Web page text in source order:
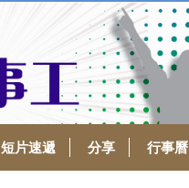
短片速遞 分享 行事曆